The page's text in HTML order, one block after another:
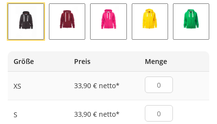
Größe
Preis Menge
XS 33,90 € netto*
S 33,90 € netto*